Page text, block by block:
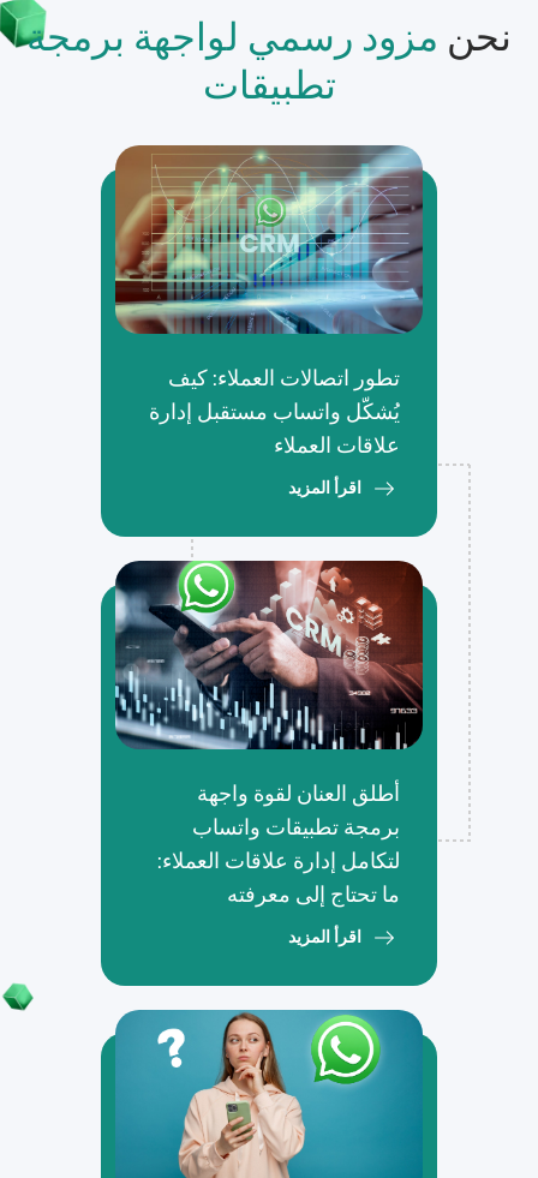
نحن مزود رسمي لواجهة برمجة
تطبيقات
تطور اتصالات العملاء: كيف
يُشكّل واتساب مستقبل إدارة
علاقات العملاء
اقرأ المزيد
أطلق العنان لقوة واجهة
برمجة تطبيقات واتساب
لتكامل إدارة علاقات العملاء:
ما تحتاج إلى معرفته
اقرأ المزيد